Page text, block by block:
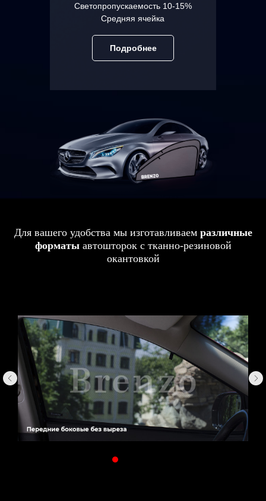
Светопропускаемость 10-15%
Средняя ячейка
Подробнее
Для вашего удобства мы изготавливаем различные
форматыавтошторок с тканно-резиновой
окантовкой